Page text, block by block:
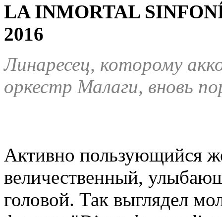
LA INMORTAL
2016
Линаресец, которому
оркестр Малаги, вновь
Активно пользующийся
величественный,
головой. Так выглядел